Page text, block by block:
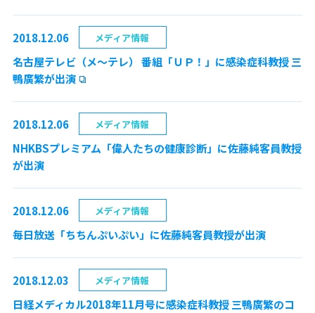
2018.12.06 メディア情報
名古屋テレビ（メ～テレ） 番組「ＵＰ！」に感染症科教授 三
鴨廣繁が出演
2018.12.06 メディア情報
NHKBSプレミアム「偉人たちの健康診断」に佐藤純客員教授
が出演
2018.12.06 メディア情報
毎日放送「ちちんぷいぷい」に佐藤純客員教授が出演
2018.12.03 メディア情報
日経メディカル2018年11月号に感染症科教授 三鴨廣繁のコ